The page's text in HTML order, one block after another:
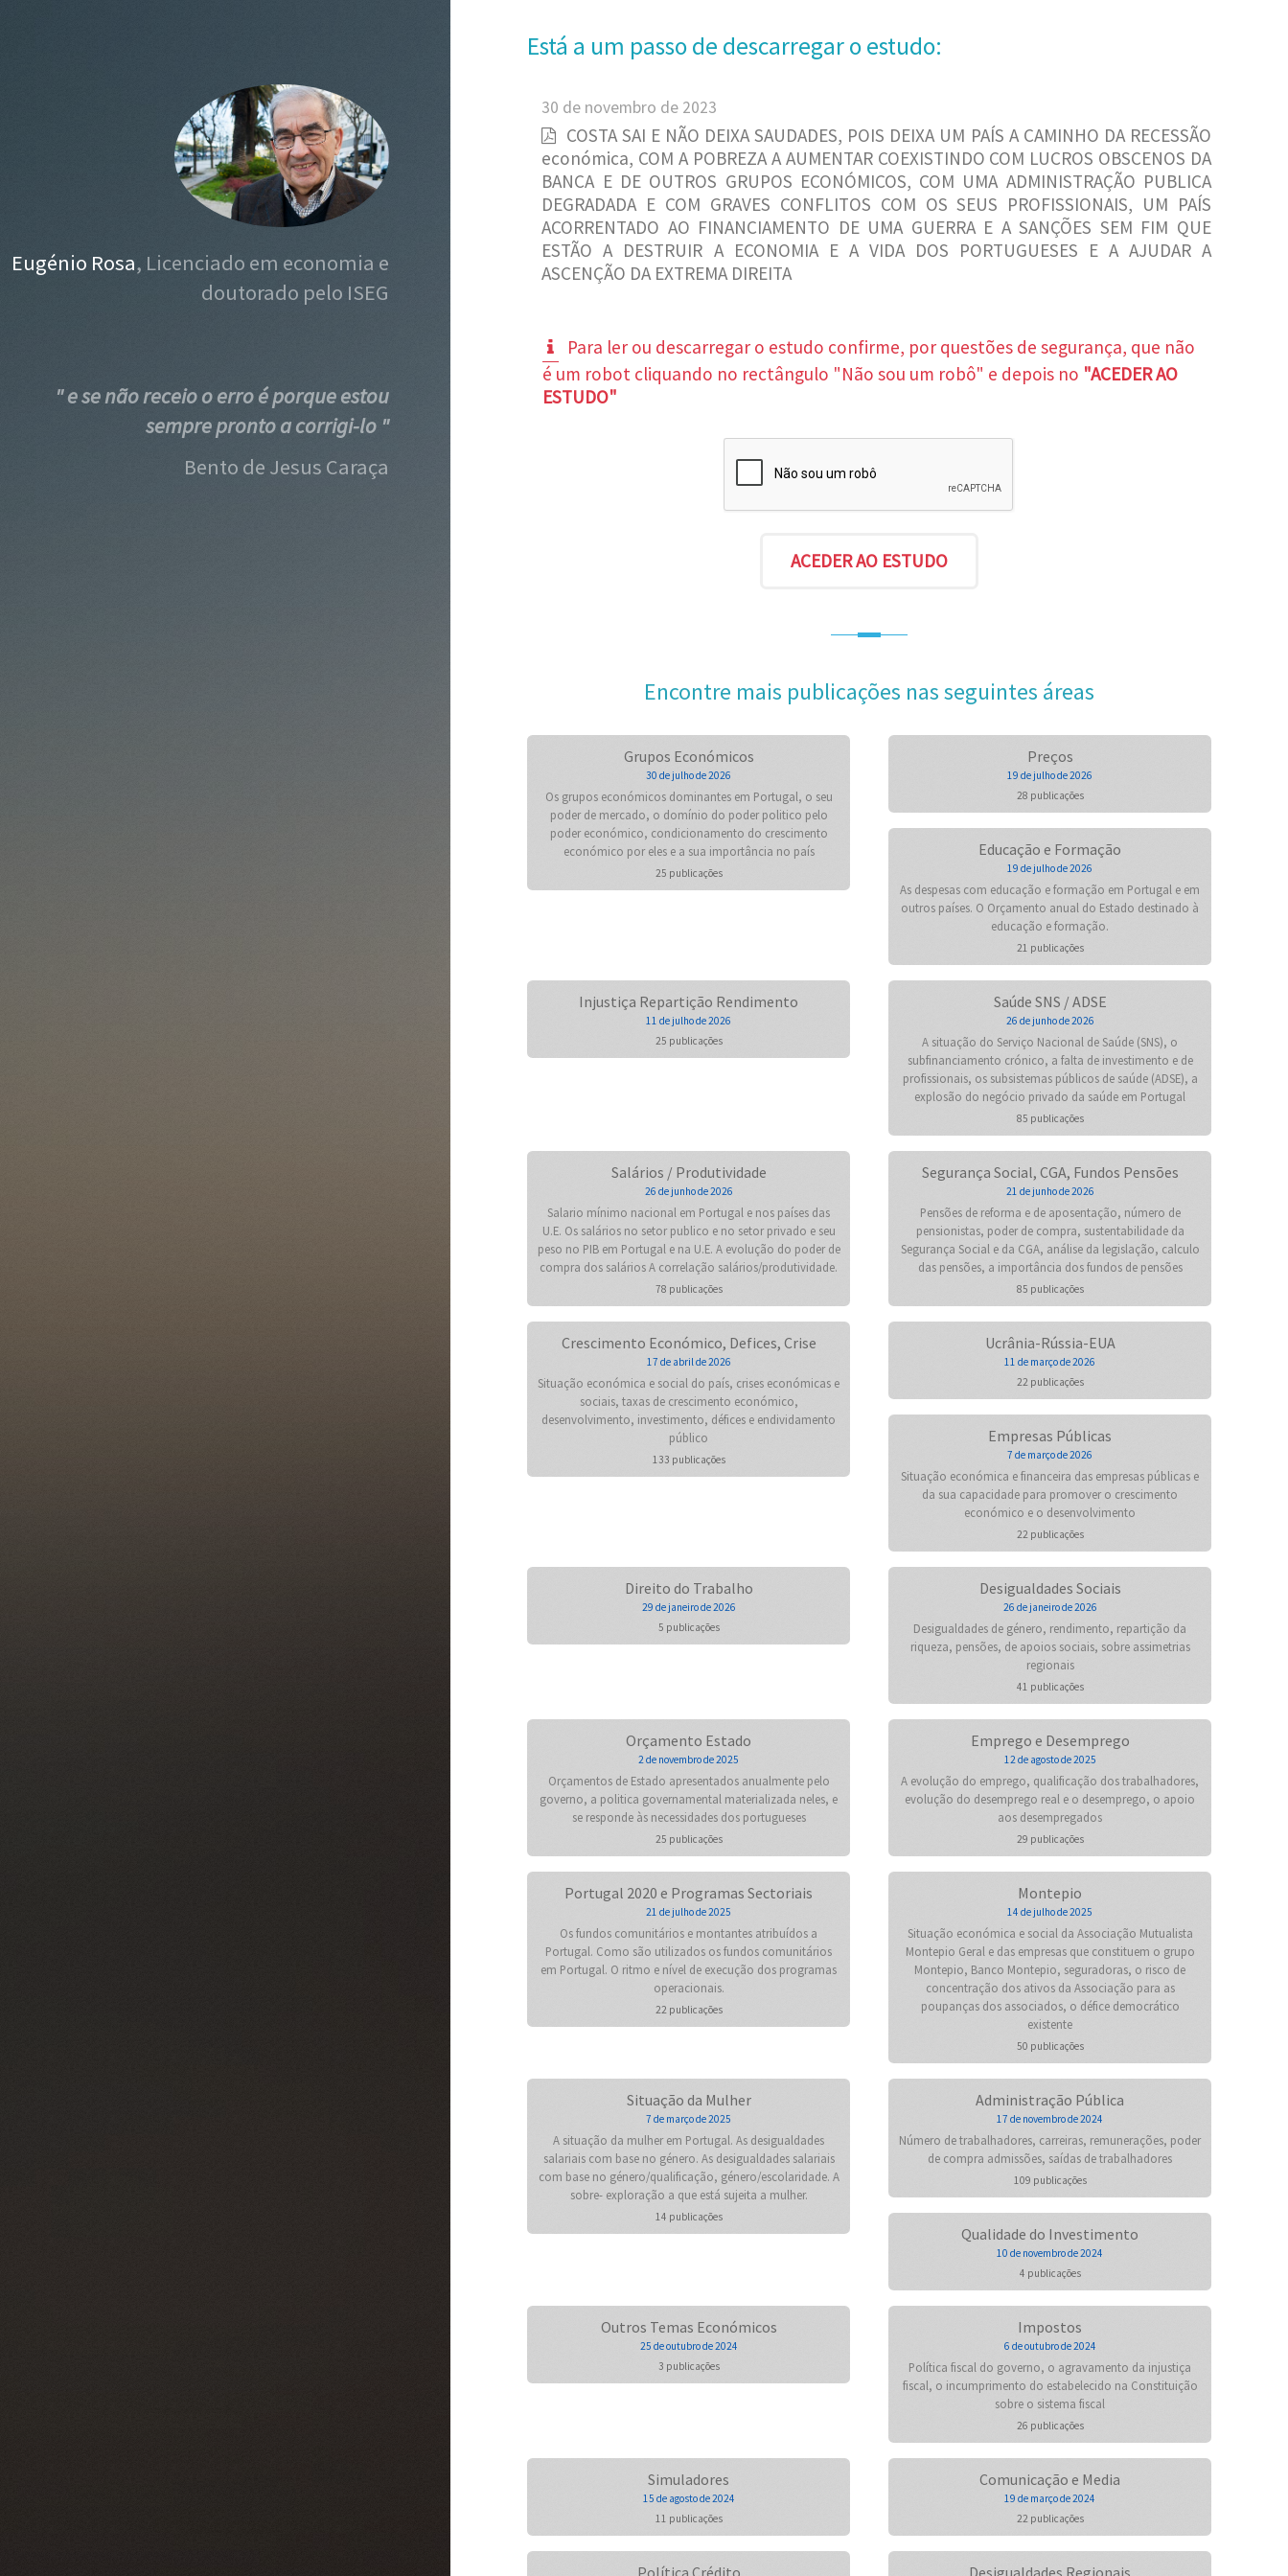
Eugénio Rosa, Licenciado em economia e
doutorado pelo ISEG
" e se não receio o erro é porque estou
sempre pronto a corrigi-lo "
Bento de Jesus Caraça
Está a um passo de descarregar o estudo:
30 de novembro de 2023
COSTA SAI E NÃO DEIXA SAUDADES, POIS DEIXA UM PAÍS A CAMINHO DA RECESSÃO
económica, COM A POBREZA A AUMENTAR COEXISTINDO COM LUCROS OBSCENOS DA
BANCA E DE OUTROS GRUPOS ECONÓMICOS, COM UMA ADMINISTRAÇÃO PUBLICA
DEGRADADA E COM GRAVES CONFLITOS COM OS SEUS PROFISSIONAIS, UM PAÍS
ACORRENTADO AO FINANCIAMENTO DE UMA GUERRA E A SANÇÕES SEM FIM QUE
ESTÃO A DESTRUIR A ECONOMIA E A VIDA DOS PORTUGUESES E A AJUDAR A
ASCENÇÃO DA EXTREMA DIREITA
Para ler ou descarregar o estudo confirme, por questões de segurança, que não
é um robot cliquando no rectângulo "Não sou um robô" e depois no "ACEDER AO
ESTUDO"
Encontre mais publicações nas seguintes áreas
Grupos Económicos
30 de julho de 2026
Os grupos económicos dominantes em Portugal, o seu
poder de mercado, o domínio do poder politico pelo
poder económico, condicionamento do crescimento
económico por eles e a sua importância no país
25 publicações
Preços
19 de julho de 2026
28 publicações
Educação e Formação
19 de julho de 2026
As despesas com educação e formação em Portugal e em
outros países. O Orçamento anual do Estado destinado à
educação e formação.
21 publicações
Injustiça Repartição Rendimento
11 de julho de 2026
25 publicações
Saúde SNS / ADSE
26 de junho de 2026
A situação do Serviço Nacional de Saúde (SNS), o
subfinanciamento crónico, a falta de investimento e de
profissionais, os subsistemas públicos de saúde (ADSE), a
explosão do negócio privado da saúde em Portugal
85 publicações
Salários / Produtividade
26 de junho de 2026
Salario mínimo nacional em Portugal e nos países das
U.E. Os salários no setor publico e no setor privado e seu
peso no PIB em Portugal e na U.E. A evolução do poder de
compra dos salários A correlação salários/produtividade.
78 publicações
Segurança Social, CGA, Fundos Pensões
21 de junho de 2026
Pensões de reforma e de aposentação, número de
pensionistas, poder de compra, sustentabilidade da
Segurança Social e da CGA, análise da legislação, calculo
das pensões, a importância dos fundos de pensões
85 publicações
Crescimento Económico, Defices, Crise
17 de abril de 2026
Situação económica e social do país, crises económicas e
sociais, taxas de crescimento económico,
desenvolvimento, investimento, défices e endividamento
público
133 publicações
Ucrânia-Rússia-EUA
11 de março de 2026
22 publicações
Empresas Públicas
7 de março de 2026
Situação económica e financeira das empresas públicas e
da sua capacidade para promover o crescimento
económico e o desenvolvimento
22 publicações
Direito do Trabalho
29 de janeiro de 2026
5 publicações
Desigualdades Sociais
26 de janeiro de 2026
Desigualdades de género, rendimento, repartição da
riqueza, pensões, de apoios sociais, sobre assimetrias
regionais
41 publicações
Orçamento Estado
2 de novembro de 2025
Orçamentos de Estado apresentados anualmente pelo
governo, a politica governamental materializada neles, e
se responde às necessidades dos portugueses
25 publicações
Emprego e Desemprego
12 de agosto de 2025
A evolução do emprego, qualificação dos trabalhadores,
evolução do desemprego real e o desemprego, o apoio
aos desempregados
29 publicações
Portugal 2020 e Programas Sectoriais
21 de julho de 2025
Os fundos comunitários e montantes atribuídos a
Portugal. Como são utilizados os fundos comunitários
em Portugal. O ritmo e nível de execução dos programas
operacionais.
22 publicações
Montepio
14 de julho de 2025
Situação económica e social da Associação Mutualista
Montepio Geral e das empresas que constituem o grupo
Montepio, Banco Montepio, seguradoras, o risco de
concentração dos ativos da Associação para as
poupanças dos associados, o défice democrático
existente
50 publicações
Situação da Mulher
7 de março de 2025
A situação da mulher em Portugal. As desigualdades
salariais com base no género. As desigualdades salariais
com base no género/qualificação, género/escolaridade. A
sobre- exploração a que está sujeita a mulher.
14 publicações
Administração Pública
17 de novembro de 2024
Número de trabalhadores, carreiras, remunerações, poder
de compra admissões, saídas de trabalhadores
109 publicações
Qualidade do Investimento
10 de novembro de 2024
4 publicações
Outros Temas Económicos
25 de outubro de 2024
3 publicações
Impostos
6 de outubro de 2024
Política fiscal do governo, o agravamento da injustiça
fiscal, o incumprimento do estabelecido na Constituição
sobre o sistema fiscal
26 publicações
Simuladores
15 de agosto de 2024
11 publicações
Comunicação e Media
19 de março de 2024
22 publicações
Política Crédito Desigualdades Regionais